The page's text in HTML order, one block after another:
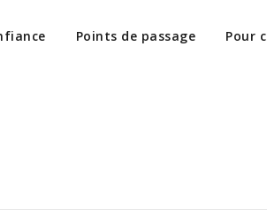
Points de passage Pour